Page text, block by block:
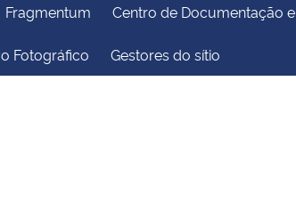
Regional
União
Fragmentum Centro de Documentação
Fotográfico Gestores do sítio